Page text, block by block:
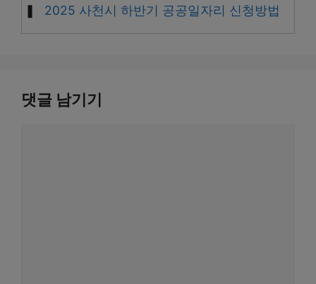
2025 사천시 하반기 공공일자리 신청방법
댓글 남기기